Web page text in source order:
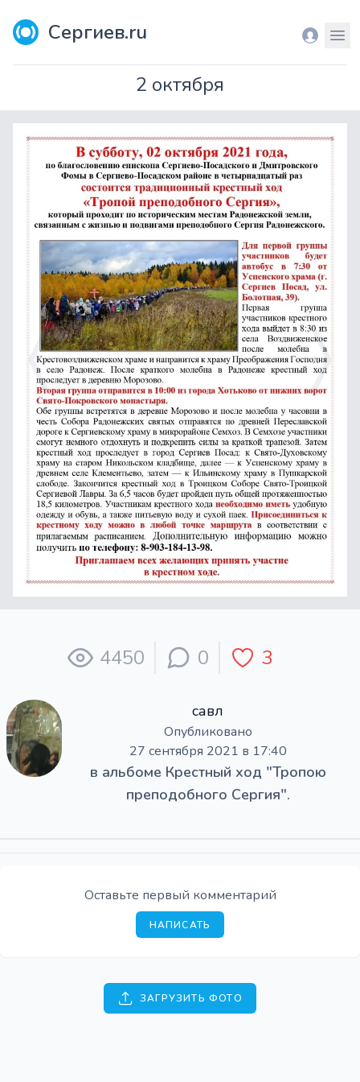
Сергиев.ru Вход
2 октября
4450 0 3
савл
Опубликовано
27 сентября 2021 в 17:40
в альбоме Крестный ход "Тропою
преподобного Сергия".
Оставьте первый комментарий
НАПИСАТЬ
ЗАГРУЗИТЬ ФОТО